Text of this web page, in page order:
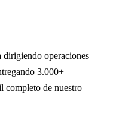
operaciones
3.000+
completo de nuestro